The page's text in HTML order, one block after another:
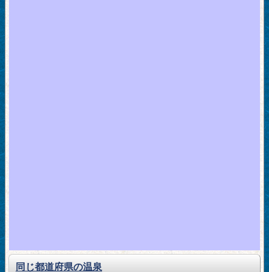
同じ都道府県の温泉